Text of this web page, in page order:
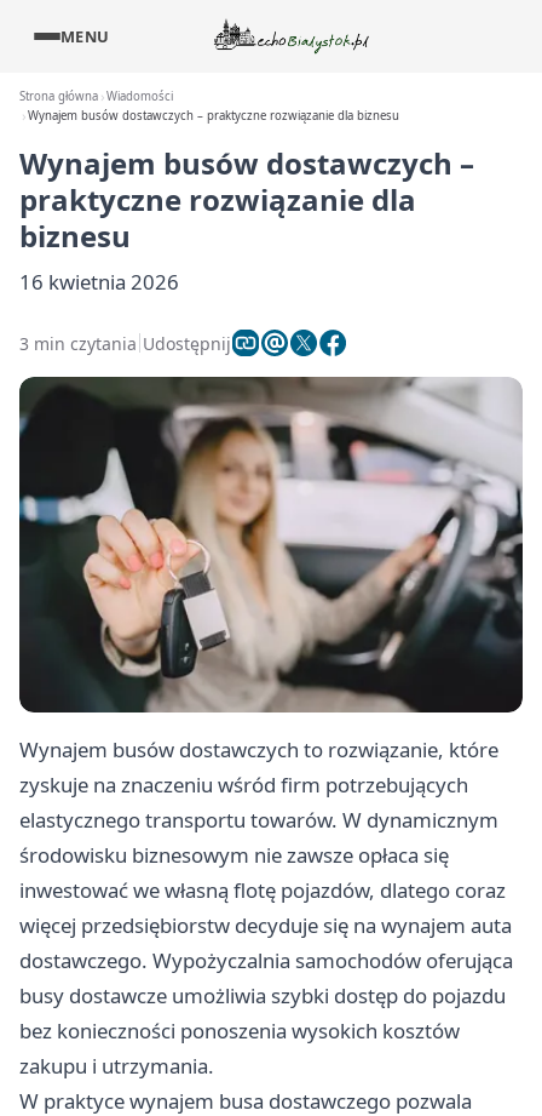
MENU
Strona główna Wiadomości
Wynajem busów dostawczych – praktyczne rozwiązanie dla biznesu
Wynajem busów dostawczych –
praktyczne rozwiązanie dla
biznesu
16 kwietnia 2026
3 min czytania Udostępnij
Wynajem busów dostawczych to rozwiązanie, które
zyskuje na znaczeniu wśród firm potrzebujących
elastycznego transportu towarów. W dynamicznym
środowisku biznesowym nie zawsze opłaca się
inwestować we własną flotę pojazdów, dlatego coraz
więcej przedsiębiorstw decyduje się na wynajem auta
dostawczego. Wypożyczalnia samochodów oferująca
busy dostawcze umożliwia szybki dostęp do pojazdu
bez konieczności ponoszenia wysokich kosztów
zakupu i utrzymania.
W praktyce wynajem busa dostawczego pozwala